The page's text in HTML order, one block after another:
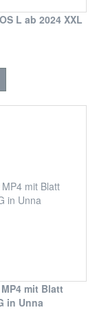
L ab 2024 XXL
mit Blatt
in Unna